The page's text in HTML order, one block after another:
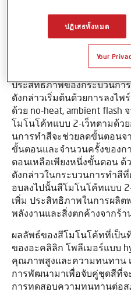
สีโมโนโค้ทแบบ 2-เว็ท (2-
สำหรับผู้ผลิตยานยนต์น้ำหนักเ
คุณสมบัติของระบบสีเคลียร์ทั
ประสิทธิภาพของกระบวนกา
ดังกล่าวเริ่มต้นด้วยการลงไพ
ด้วย no-heat, ambient
โมโนโค้ทแบบ 2-เว็ทตามด้ว
นการทำสีจะช่วยลดขั้นตอนจ
ขั้นตอนและจำนวนครั้งของก
ตอนเหลือเพียงหนึ่งขั้นตอน
ดังกล่าวในกระบวนการทำสี
อบลงไปนั้นสีโมโนโค้ทแบบ
เพิ่ม ประสิทธิภาพในการผลิ
พลังงานและสิ่งตกค้างจากร้า
ผลลัพธ์ของสีโมโนโค้ทที่เป็น
ของอะคลิลิก โพลีเมอร์แบบ
คุณภาพสูงและความทนทาน
การพัฒนามาเพื่อจับคู่ชุดสีที่จ
การทดสอบความทนทานต่อส
ปฏิเสธทั้งหมด
Your